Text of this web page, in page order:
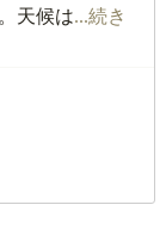
天候は...続き